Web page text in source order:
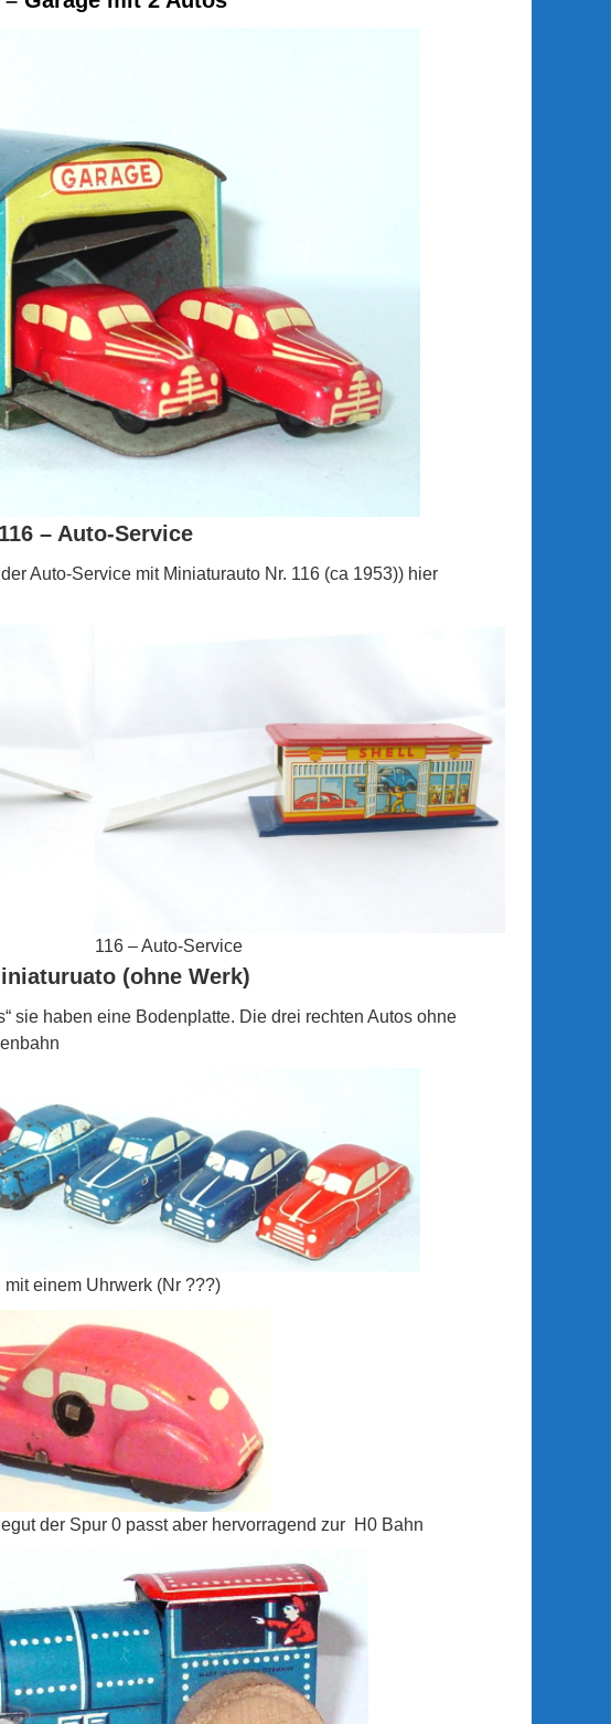
116 – Auto-Service
Auto-Service mit Miniaturauto Nr. 116 (ca 1953)) hier
116 – Auto-Service
(ohne Werk)
sie haben eine Bodenplatte. Die drei rechten Autos ohne
einem Uhrwerk (Nr ???)
der Spur 0 passt aber hervorragend zur H0 Bahn